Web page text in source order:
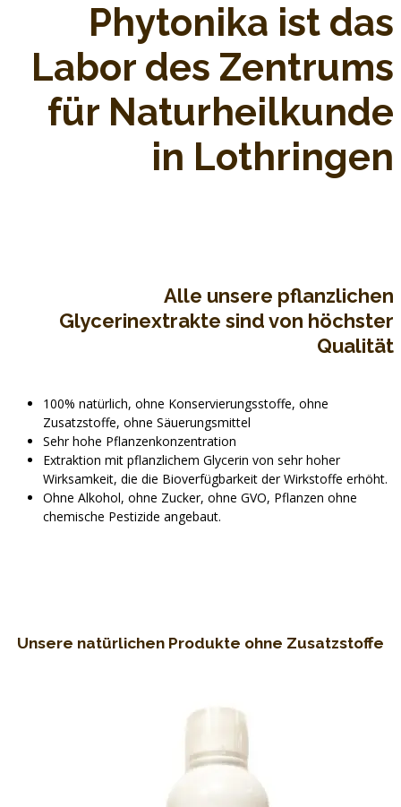
Phytonika ist das
Labor des Zentrums
für Naturheilkunde
in Lothringen
Alle unsere pflanzlichen
Glycerinextrakte sind von höchster
Qualität
100% natürlich, ohne Konservierungsstoffe, ohne
Zusatzstoffe, ohne Säuerungsmittel
Sehr hohe Pflanzenkonzentration
Extraktion mit pflanzlichem Glycerin von sehr hoher
Wirksamkeit, die die Bioverfügbarkeit der Wirkstoffe erhöht.
Ohne Alkohol, ohne Zucker, ohne GVO, Pflanzen ohne
chemische Pestizide angebaut.
Unsere natürlichen Produkte ohne Zusatzstoffe